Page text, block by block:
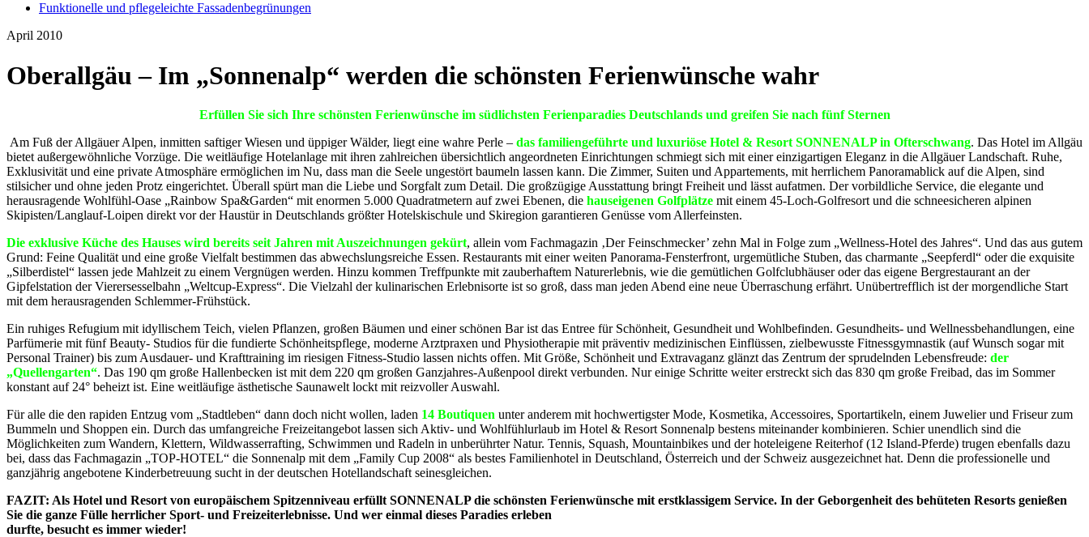
Funktionelle und pflegeleichte Fassadenbegrünungen
April 2010
Oberallgäu – Im „Sonnenalp“ werden die schönsten Ferienwünsche wahr
Erfüllen Sie sich Ihre schönsten Ferienwünsche im südlichsten Ferienparadies Deutschlands und greifen Sie nach fünf Sternen
Am Fuß der Allgäuer Alpen, inmitten saftiger Wiesen und üppiger Wälder, liegt eine wahre Perle – das familiengeführte und luxuriöse Hotel & Resort SONNENALP in Ofterschwang. Das Hotel im Allgäu
bietet außergewöhnliche Vorzüge. Die weitläufige Hotelanlage mit ihren zahlreichen übersichtlich angeordneten Einrichtungen schmiegt sich mit einer einzigartigen Eleganz in die Allgäuer Landschaft. Ruhe,
Exklusivität und eine private Atmosphäre ermöglichen im Nu, dass man die Seele ungestört baumeln lassen kann. Die Zimmer, Suiten und Appartements, mit herrlichem Panoramablick auf die Alpen, sind
stilsicher und ohne jeden Protz eingerichtet. Überall spürt man die Liebe und Sorgfalt zum Detail. Die großzügige Ausstattung bringt Freiheit und lässt aufatmen. Der vorbildliche Service, die elegante und
herausragende Wohlfühl-Oase „Rainbow Spa&Garden“ mit enormen 5.000 Quadratmetern auf zwei Ebenen, die hauseigenen Golfplätze mit einem 45-Loch-Golfresort und die schneesicheren alpinen
Skipisten/Langlauf-Loipen direkt vor der Haustür in Deutschlands größter Hotelskischule und Skiregion garantieren Genüsse vom Allerfeinsten.
Die exklusive Küche des Hauses wird bereits seit Jahren mit Auszeichnungen gekürt, allein vom Fachmagazin ‚Der Feinschmecker’ zehn Mal in Folge zum „Wellness-Hotel des Jahres“. Und das aus gutem
Grund: Feine Qualität und eine große Vielfalt bestimmen das abwechslungsreiche Essen. Restaurants mit einer weiten Panorama-Fensterfront, urgemütliche Stuben, das charmante „Seepferdl“ oder die exquisite
„Silberdistel“ lassen jede Mahlzeit zu einem Vergnügen werden. Hinzu kommen Treffpunkte mit zauberhaftem Naturerlebnis, wie die gemütlichen Golfclubhäuser oder das eigene Bergrestaurant an der
Gipfelstation der Vierersesselbahn „Weltcup-Express“. Die Vielzahl der kulinarischen Erlebnisorte ist so groß, dass man jeden Abend eine neue Überraschung erfährt. Unübertrefflich ist der morgendliche Start
mit dem herausragenden Schlemmer-Frühstück.
Ein ruhiges Refugium mit idyllischem Teich, vielen Pflanzen, großen Bäumen und einer schönen Bar ist das Entree für Schönheit, Gesundheit und Wohlbefinden. Gesundheits- und Wellnessbehandlungen, eine
Parfümerie mit fünf Beauty- Studios für die fundierte Schönheitspflege, moderne Arztpraxen und Physiotherapie mit präventiv medizinischen Einflüssen, zielbewusste Fitnessgymnastik (auf Wunsch sogar mit
Personal Trainer) bis zum Ausdauer- und Krafttraining im riesigen Fitness-Studio lassen nichts offen. Mit Größe, Schönheit und Extravaganz glänzt das Zentrum der sprudelnden Lebensfreude: der
„Quellengarten“. Das 190 qm große Hallenbecken ist mit dem 220 qm großen Ganzjahres-Außenpool direkt verbunden. Nur einige Schritte weiter erstreckt sich das 830 qm große Freibad, das im Sommer
konstant auf 24° beheizt ist. Eine weitläufige ästhetische Saunawelt lockt mit reizvoller Auswahl.
Für alle die den rapiden Entzug vom „Stadtleben“ dann doch nicht wollen, laden 14 Boutiquen unter anderem mit hochwertigster Mode, Kosmetika, Accessoires, Sportartikeln, einem Juwelier und Friseur zum
Bummeln und Shoppen ein. Durch das umfangreiche Freizeitangebot lassen sich Aktiv- und Wohlfühlurlaub im Hotel & Resort Sonnenalp bestens miteinander kombinieren. Schier unendlich sind die
Möglichkeiten zum Wandern, Klettern, Wildwasserrafting, Schwimmen und Radeln in unberührter Natur. Tennis, Squash, Mountainbikes und der hoteleigene Reiterhof (12 Island-Pferde) trugen ebenfalls dazu
bei, dass das Fachmagazin „TOP-HOTEL“ die Sonnenalp mit dem „Family Cup 2008“ als bestes Familienhotel in Deutschland, Österreich und der Schweiz ausgezeichnet hat. Denn die professionelle und
ganzjährig angebotene Kinderbetreuung sucht in der deutschen Hotellandschaft seinesgleichen.
FAZIT: Als Hotel und Resort von europäischem Spitzenniveau erfüllt SONNENALP die schönsten Ferienwünsche mit erstklassigem Service. In der Geborgenheit des behüteten Resorts genießen
Sie die ganze Fülle herrlicher Sport- und Freizeiterlebnisse. Und wer einmal dieses Paradies erleben
durfte, besucht es immer wieder!